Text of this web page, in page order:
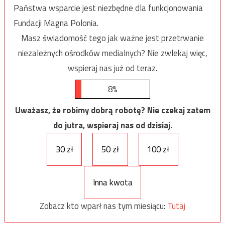
Państwa wsparcie jest niezbędne dla funkcjonowania
Fundacji Magna Polonia.
Masz świadomość tego jak ważne jest przetrwanie
niezależnych ośrodków medialnych? Nie zwlekaj więc,
wspieraj nas już od teraz.
8%
Uważasz, że robimy dobrą robotę? Nie czekaj zatem
do jutra, wspieraj nas od dzisiaj.
30 zł
50 zł 100 zł
Inna kwota
Zobacz kto wparł nas tym miesiącu: Tutaj